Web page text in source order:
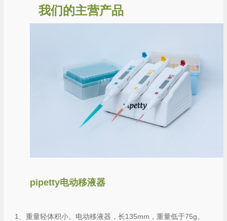
我们的主营产品
pipetty电动移液器
1、重量轻体积小。电动移液器，长135mm，重量低于75g。